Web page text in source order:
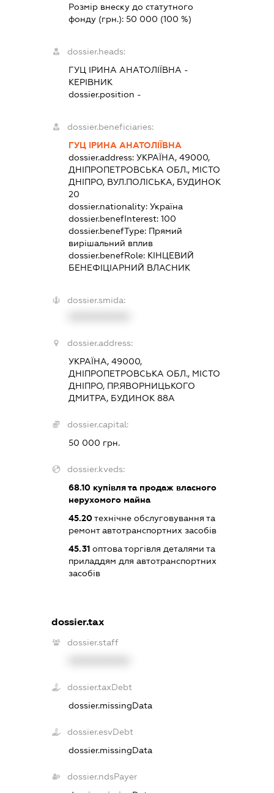
Розмір внеску до статутного
фонду (грн.): 50 000 (100 %)
dossier.heads:
ГУЦ ІРИНА АНАТОЛІЇВНА -
КЕРІВНИК
dossier.position -
dossier.beneficiaries:
ГУЦ ІРИНА АНАТОЛІЇВНА
dossier.address: УКРАЇНА, 49000,
ДНІПРОПЕТРОВСЬКА ОБЛ., МІСТО
ДНІПРО, ВУЛ.ПОЛІСЬКА, БУДИНОК
20
dossier.nationality: Україна
dossier.benefInterest: 100
dossier.benefType: Прямий
вирішальний вплив
dossier.benefRole: КІНЦЕВИЙ
БЕНЕФІЦІАРНИЙ ВЛАСНИК
dossier.smida:
dossier.address:
УКРАЇНА, 49000,
ДНІПРОПЕТРОВСЬКА ОБЛ., МІСТО
ДНІПРО, ПР.ЯВОРНИЦЬКОГО
ДМИТРА, БУДИНОК 88А
dossier.capital:
50 000 грн.
dossier.kveds:
68.10купівля та продаж власного
нерухомого майна
45.20технічне обслуговування та
ремонт автотранспортних засобів
45.31оптова торгівля деталями та
приладдям для автотранспортних
засобів
dossier.tax
dossier.staff
dossier.taxDebt
dossier.missingData
dossier.esvDebt
dossier.missingData
dossier.ndsPayer